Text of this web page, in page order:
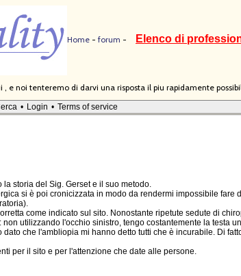
Home - forum - Elenco di
e noi tenteremo di darvi una risposta il piu rapidamente
• Login • Terms of service
storia del Sig. Gerset e il suo metodo.
si è poi cronicizzata in modo da rendermi impossibile
come indicato sul sito. Nonostante ripetute sedute di
utilizzando l'occhio sinistro, tengo costantemente la testa
che l'ambliopia mi hanno detto tutti che è incurabile. Di
per il sito e per l'attenzione che date alle persone.